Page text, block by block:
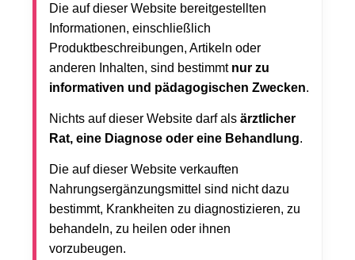
Die auf dieser Website bereitgestellten
Informationen, einschließlich
Produktbeschreibungen, Artikeln oder
anderen Inhalten, sind bestimmt nur zu
informativen und pädagogischen Zwecken.
Nichts auf dieser Website darf als ärztlicher
Rat, eine Diagnose oder eine Behandlung.
Die auf dieser Website verkauften
Nahrungsergänzungsmittel sind nicht dazu
bestimmt, Krankheiten zu diagnostizieren, zu
behandeln, zu heilen oder ihnen
vorzubeugen.